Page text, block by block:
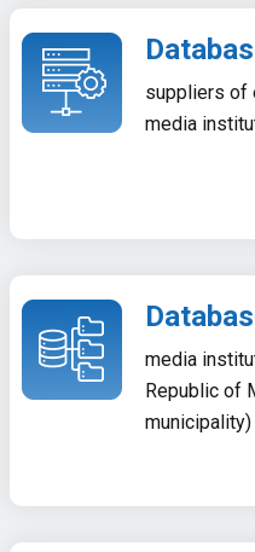
suppliers of
media
media
Republic of
municipality)